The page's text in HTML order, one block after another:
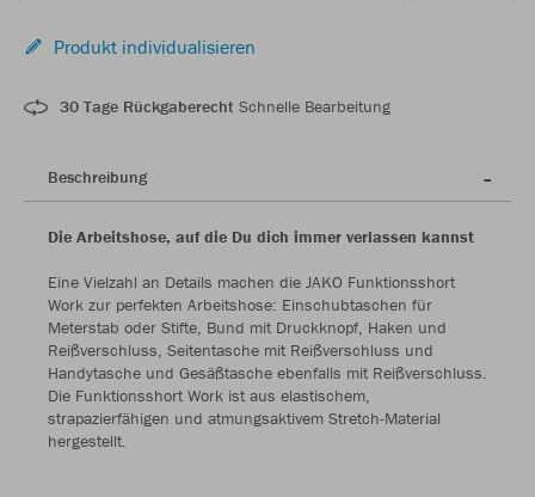
Produkt individualisieren
30 Tage Rückgaberecht Schnelle Bearbeitung
Beschreibung
Die Arbeitshose, auf die Du dich immer verlassen kannst
Eine Vielzahl an Details machen die JAKO Funktionsshort
Work zur perfekten Arbeitshose: Einschubtaschen für
Meterstab oder Stifte, Bund mit Druckknopf, Haken und
Reißverschluss, Seitentasche mit Reißverschluss und
Handytasche und Gesäßtasche ebenfalls mit Reißverschluss.
Die Funktionsshort Work ist aus elastischem,
strapazierfähigen und atmungsaktivem Stretch-Material
hergestellt.